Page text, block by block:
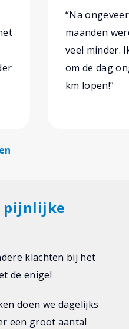
“Na
maanden
veel minder.
om de dag
km lopen!”
pijnlijke
klachten bij het
de enige!
doen we dagelijks
een groot aantal